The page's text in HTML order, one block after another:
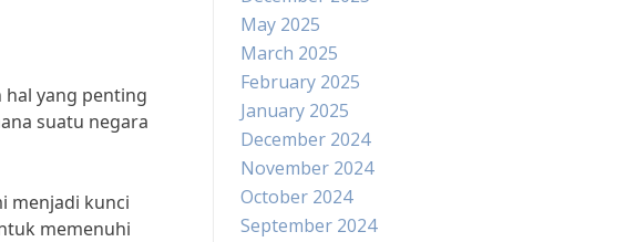
yang penting
suatu negara
menjadi kunci
memenuhi
May 2025
March 2025
February 2025
January 2025
December 2024
November 2024
October 2024
September 2024